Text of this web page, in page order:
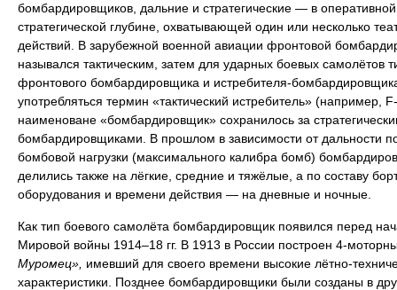
бомбардировщиков, дальние и стратегические — в
стратегической глубине, охватывающей один или несколько
действий. В зарубежной военной авиации фронтовой
назывался тактическим, затем для ударных боевых самолётов
фронтового бомбардировщика и истребителя-
употребляться термин «тактический истребитель» (например,
наименоване «бомбардировщик» сохранилось за
бомбардировщиками. В прошлом в зависимости от дальности
бомбовой нагрузки (максимального калибра бомб)
делились также на лёгкие, средние и тяжёлые, а по составу
оборудования и времени действия — на дневные и ночные.
Как тип боевого самолёта бомбардировщик появился перед
Мировой войны 1914–18 гг. В 1913 в России построен 4-
Муромец», имевший для своего времени высокие лётно-
характеристики. Позднее бомбардировщики были созданы в